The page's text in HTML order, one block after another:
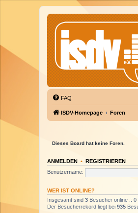
FAQ
ISDV-Homepage Foren
Dieses Board hat keine Foren.
ANMELDEN • REGISTRIEREN
Benutzername:
WER IST ONLINE?
Insgesamt sind 3 Besucher online ::
Der Besucherrekord liegt bei 935